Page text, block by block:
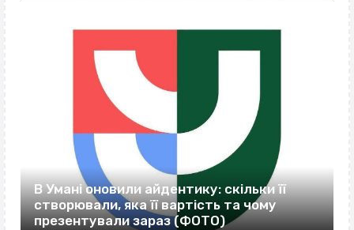
В Умані оновили айдентику: скільки її
створювали, яка її вартість та чому
презентували зараз (ФОТО)